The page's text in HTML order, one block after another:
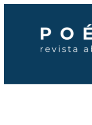
contenido